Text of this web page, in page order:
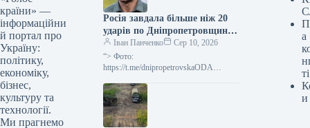
країни» —
інформаційни
й портал про
Україну:
політику,
економіку,
бізнес,
культуру та
технології.
Ми прагнемо
Росія завдала більше ніж 20
ударів по Дніпропетровщині,
інфраструктура зазнала
пошкоджень
Іван Панченко
Сер 10, 2026
“> Фото:
https://t.me/dnipropetrovskaODA
обстріляно понад 20 разів російськими
загарбниками, що призвело до
пошкодження цивільних об’єктів, як
поінформував…
а
ті
и